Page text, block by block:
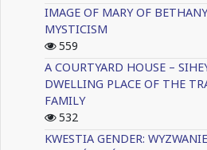
IMAGE OF MARY OF
MYSTICISM
559
A COURTYARD HOUSE –
DWELLING PLACE OF THE
FAMILY
532
KWESTIA GENDER: